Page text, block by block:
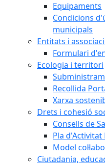
Equipaments
Condicions
municipals
Entitats i
Formulari
Ecologia i territori
Recollida
Xarxa
Drets i cohesió
Consells de
Pla d'Activitat
Model
Ciutadania,